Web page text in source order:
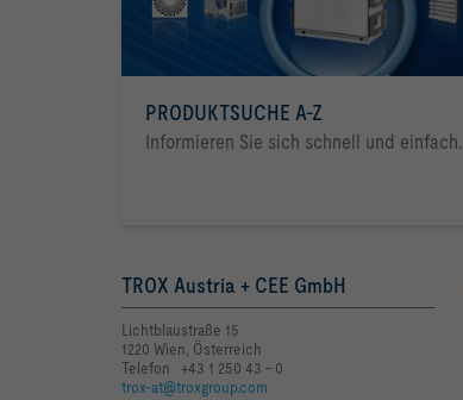
PRODUKTSUCHE A-Z
Informieren Sie sich schnell und einfach.
TROX Austria + CEE GmbH
Lichtblaustraße 15
1220 Wien, Österreich
Telefon +43 1 250 43 - 0
trox-at@troxgroup.com